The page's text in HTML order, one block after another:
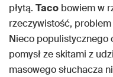
płytą. Taco bowiem w
rzeczywistość,
Nieco populistycznego
pomysł ze skitami z
masowego słuchacza